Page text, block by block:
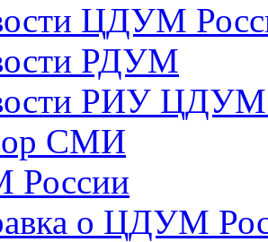
ЦДУМ
РДУМ
РИУ ЦДУМ
СМИ
о ЦДУМ